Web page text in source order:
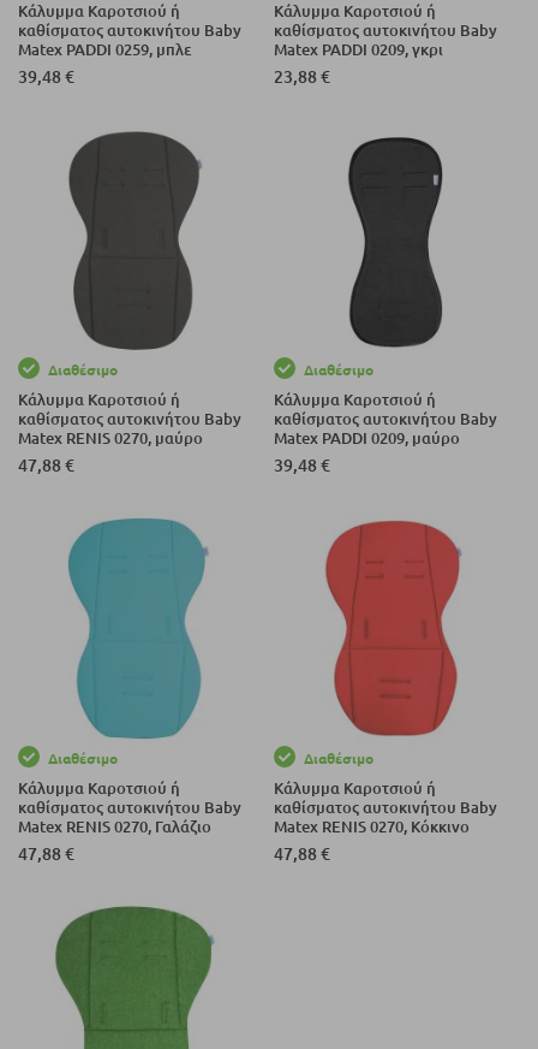
Κάλυμμα Καροτσιού ή
καθίσματος αυτοκινήτου Baby
Matex PADDI 0259, μπλε
39,48 €
Κάλυμμα Καροτσιού ή
καθίσματος αυτοκινήτου Baby
Matex PADDI 0209, γκρι
23,88 €
Διαθέσιμο
Κάλυμμα Καροτσιού ή
καθίσματος αυτοκινήτου Baby
Matex RENIS 0270, μαύρο
47,88 €
Διαθέσιμο
Κάλυμμα Καροτσιού ή
καθίσματος αυτοκινήτου Baby
Matex PADDI 0209, μαύρο
39,48 €
Διαθέσιμο
Κάλυμμα Καροτσιού ή
καθίσματος αυτοκινήτου Baby
Matex RENIS 0270, Γαλάζιο
47,88 €
Διαθέσιμο
Κάλυμμα Καροτσιού ή
καθίσματος αυτοκινήτου Baby
Matex RENIS 0270, Κόκκινο
47,88 €